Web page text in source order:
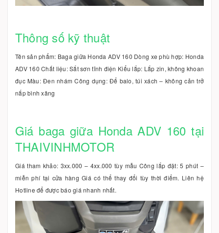
Thông số kỹ thuật
Tên sản phẩm: Baga giữa Honda ADV 160 Dòng xe phù hợp: Honda
ADV 160 Chất liệu: Sắt sơn tĩnh điện Kiểu lắp: Lắp zin, không khoan
đục Màu: Đen nhám Công dụng: Để balo, túi xách – không cản trở
nắp bình xăng
Giá baga giữa Honda ADV 160 tại
THAIVINHMOTOR
Giá tham khảo: 3xx.000 – 4xx.000 tùy mẫu Công lắp đặt: 5 phút –
miễn phí tại cửa hàng Giá có thể thay đổi tùy thời điểm. Liên hệ
Hotline để được báo giá nhanh nhất.